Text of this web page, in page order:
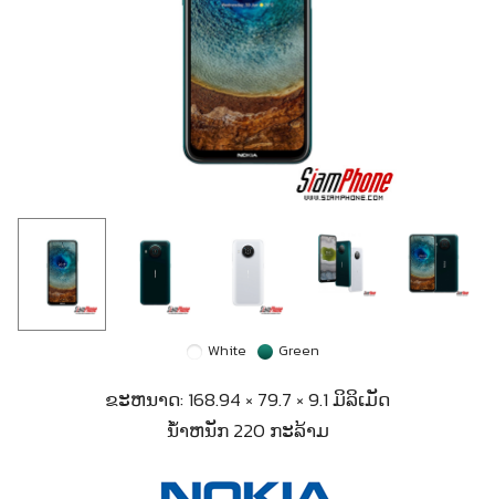
White Green
ຂະຫນາດ: 168.94 × 79.7 × 9.1 ມິລິເມັດ
ນ້ຳຫນັກ 220 ກະລ້າມ